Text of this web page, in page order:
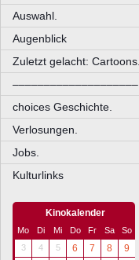
Auswahl.
Augenblick
Zuletzt gelacht: Cartoons.
––––––––––––––––––––
choices Geschichte.
Verlosungen.
Jobs.
Kulturlinks
Kinokalender
Mo Di Mi Do Fr Sa
So
3
4 5 6 7 8
9